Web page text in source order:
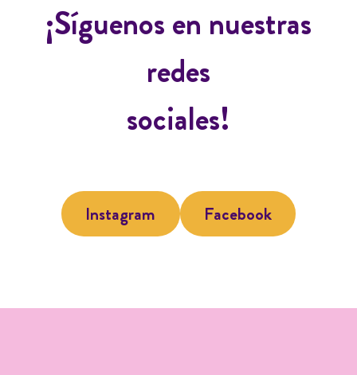
¡Síguenos en nuestras
redes
sociales!
Instagram Facebook